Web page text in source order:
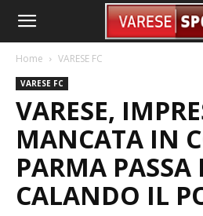
Home VARESE FC
VARESE FC
VARESE,
MANCATA IN
PARMA
CALANDO IL